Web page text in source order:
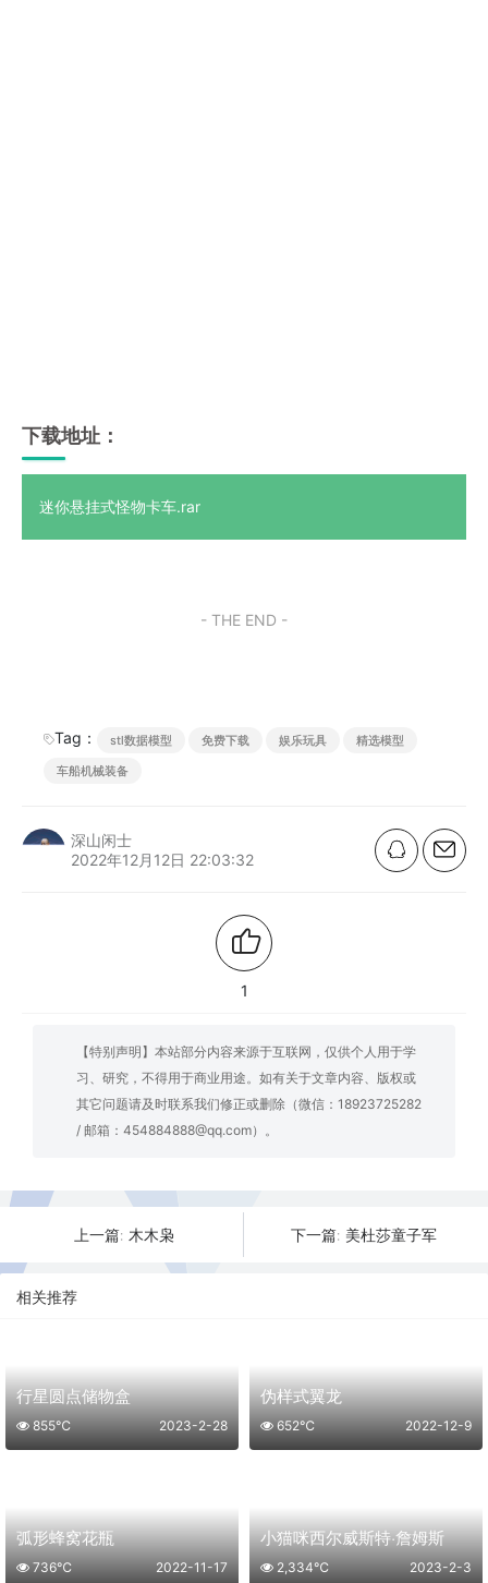
下载地址：
迷你悬挂式怪物卡车.rar
- THE END -
Tag： stl数据模型 免费下载 娱乐玩具
精选模型
车船机械装备
深山闲士
2022年12月12日 22:03:32
1
【特别声明】本站部分内容来源于互联网，仅供个人用于学
习、研究，不得用于商业用途。如有关于文章内容、版权或
其它问题请及时联系我们修正或删除（微信：18923725282
/ 邮箱：454884888@qq.com）。
上一篇: 木木枭 下一篇: 美杜莎童子军
相关推荐
行星圆点储物盒
2023-2-28
855℃
伪样式翼龙
2022-12-9
652℃
弧形蜂窝花瓶
2022-11-17
736℃
小猫咪西尔威斯特·詹姆斯
2023-2-3
2,334℃